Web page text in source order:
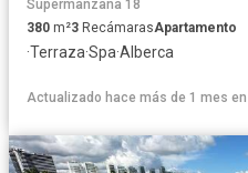
Supermanzana 18
380 m²3 RecámarasApartamento
·Terraza·Spa·Alberca
Actualizado hace más de 1 mes en